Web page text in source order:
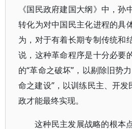
《国民政府建国大纲》中，孙
转化为对中国民主化进程的具
为，对于有着长期专制传统和
说，这种革命程序是十分必要
的“革命之破坏”，以剔除旧势
命之建设”，以训练民主、开发
政才能最终实现。
这种民主发展战略的根本